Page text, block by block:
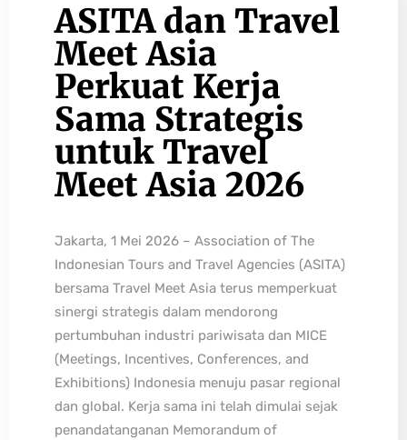
ASITA dan Travel
Meet Asia
Perkuat Kerja
Sama Strategis
untuk Travel
Meet Asia 2026
Jakarta, 1 Mei 2026 – Association of The
Indonesian Tours and Travel Agencies (ASITA)
bersama Travel Meet Asia terus memperkuat
sinergi strategis dalam mendorong
pertumbuhan industri pariwisata dan MICE
(Meetings, Incentives, Conferences, and
Exhibitions) Indonesia menuju pasar regional
dan global. Kerja sama ini telah dimulai sejak
penandatanganan Memorandum of